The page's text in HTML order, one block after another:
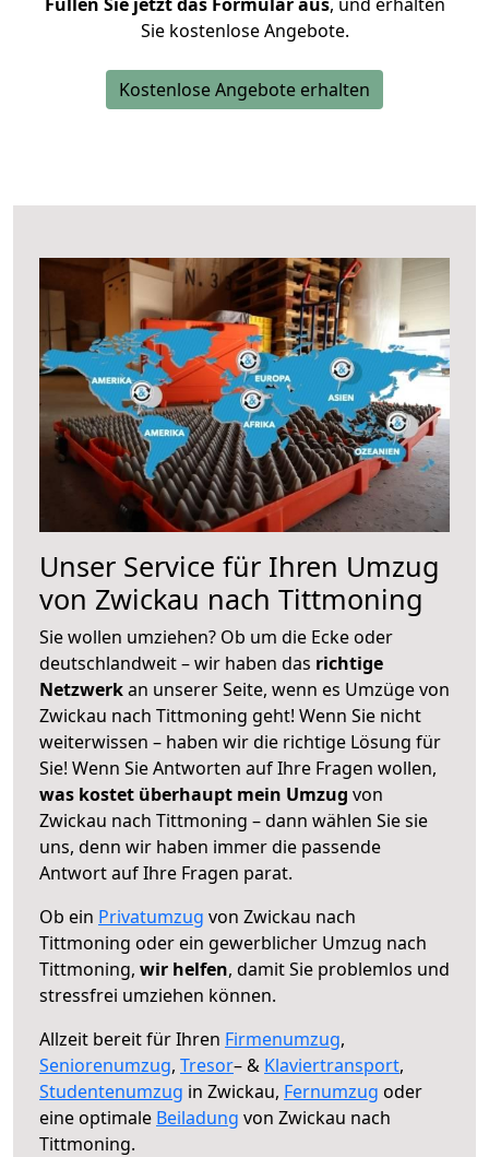
Sie kostenlose Angebote.
Kostenlose Angebote erhalten
Unser Service für Ihren Umzug
von Zwickau nach Tittmoning
Sie wollen umziehen? Ob um die Ecke oder
deutschlandweit – wir haben das richtige
Netzwerkan unserer Seite, wenn es Umzüge von
Zwickau nach Tittmoning geht! Wenn Sie nicht
weiterwissen – haben wir die richtige Lösung für
Sie! Wenn Sie Antworten auf Ihre Fragen wollen,
was kostet überhaupt mein Umzug von
Zwickau nach Tittmoning – dann wählen Sie sie
uns, denn wir haben immer die passende
Antwort auf Ihre Fragen parat.
Ob ein Privatumzug von Zwickau nach
Tittmoning oder ein gewerblicher Umzug nach
Tittmoning, wir helfen, damit Sie problemlos und
stressfrei umziehen können.
Allzeit bereit für Ihren Firmenumzug,
Seniorenumzug, Tresor– & Klaviertransport,
Studentenumzug in Zwickau, Fernumzug oder
eine optimale Beiladung von Zwickau nach
Tittmoning.